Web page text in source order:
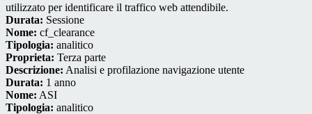
utilizzato per identificare il traffico web attendibile.
Durata: Sessione
Nome: cf_clearance
Tipologia: analitico
Proprieta: Terza parte
Descrizione: Analisi e profilazione navigazione utente
Durata: 1 anno
Nome: ASI
Tipologia: analitico